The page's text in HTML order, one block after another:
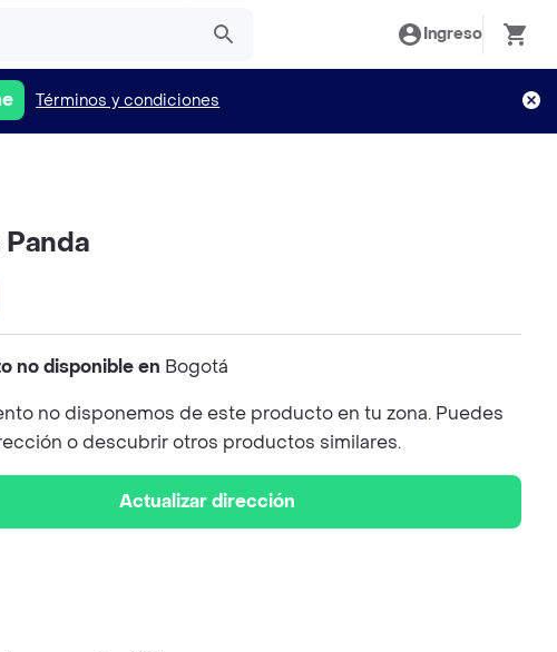
Ingreso
Términos y condiciones
no disponible en Bogotá
no disponemos de este producto en tu zona. Puedes
o descubrir otros productos similares.
Actualizar dirección